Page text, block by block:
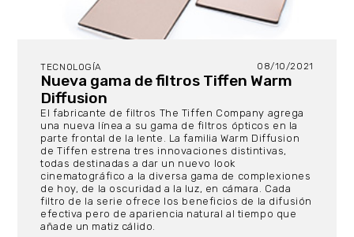
TECNOLOGÍA 08/10/2021
Nueva gama de filtros Tiffen Warm
Diffusion
El fabricante de filtros The Tiffen Company agrega
una nueva línea a su gama de filtros ópticos en la
parte frontal de la lente. La familia Warm Diffusion
de Tiffen estrena tres innovaciones distintivas,
todas destinadas a dar un nuevo look
cinematográfico a la diversa gama de complexiones
de hoy, de la oscuridad a la luz, en cámara. Cada
filtro de la serie ofrece los beneficios de la difusión
efectiva pero de apariencia natural al tiempo que
añade un matiz cálido.